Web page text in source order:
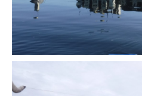
Stages
Section « Jeunes »
Section « Loisir-Master